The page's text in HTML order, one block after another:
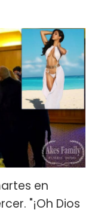
en
"¡Oh Dios